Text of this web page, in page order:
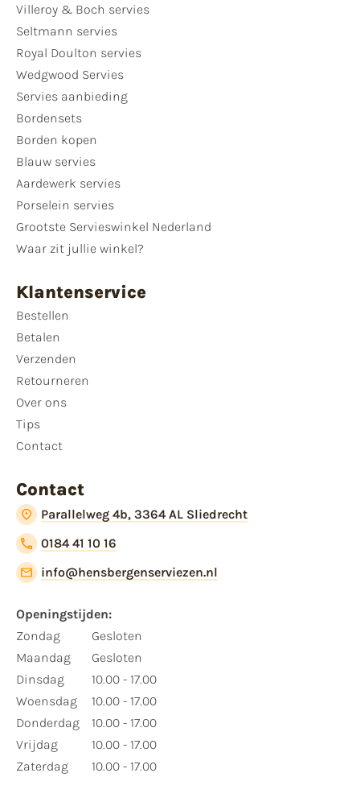
Villeroy & Boch servies
Seltmann servies
Royal Doulton servies
Wedgwood Servies
Servies aanbieding
Bordensets
Borden kopen
Blauw servies
Aardewerk servies
Porselein servies
Grootste Servieswinkel Nederland
Waar zit jullie winkel?
Klantenservice
Bestellen
Betalen
Verzenden
Retourneren
Over ons
Tips
Contact
Contact
Parallelweg 4b, 3364 AL Sliedrecht
0184 41 10 16
info@hensbergenserviezen.nl
Openingstijden:
Zondag
Maandag
Dinsdag
Woensdag
Donderdag
Vrijdag
Zaterdag
Gesloten
Gesloten
10.00 - 17.00
10.00 - 17.00
10.00 - 17.00
10.00 - 17.00
10.00 - 17.00